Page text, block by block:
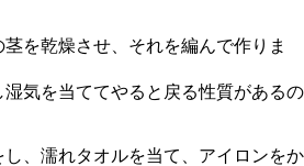
を乾燥させ、それを編んで作りま
気を当ててやると戻る性質があるの
、濡れタオルを当て、アイロンをか